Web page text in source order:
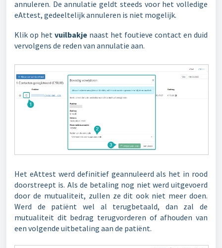
annuleren. De annulatie geldt steeds voor het volledige
eAttest, gedeeltelijk annuleren is niet mogelijk.
Klik op het vuilbakje naast het foutieve contact en duid
vervolgens de reden van annulatie aan.
Het eAttest werd definitief geannuleerd als het in rood
doorstreept is. Als de betaling nog niet werd uitgevoerd
door de mutualiteit, zullen ze dit ook niet meer doen.
Werd de patiënt wel al terugbetaald, dan zal de
mutualiteit dit bedrag terugvorderen of afhouden van
een volgende uitbetaling aan de patiënt.